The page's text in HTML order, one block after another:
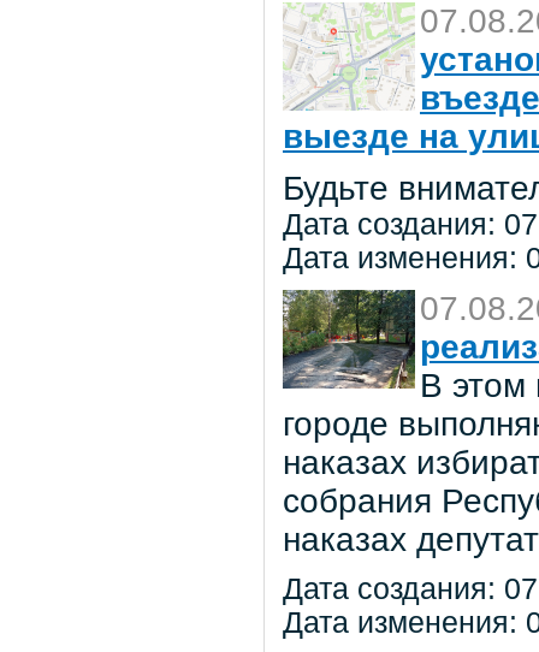
выезде на
Будьте
Дата создания:
Дата изменения:
В этом
городе
наказах
собрания
наказах
Дата создания:
Дата изменения: